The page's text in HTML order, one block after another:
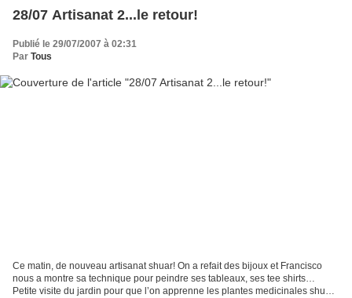
28/07 Artisanat 2...le retour!
Publié le 29/07/2007 à 02:31
Par Tous
Ce matin, de nouveau artisanat shuar! On a refait des bijoux et Francisco
nous a montre sa technique pour peindre ses tableaux, ses tee shirts…
Petite visite du jardin pour que l’on apprenne les plantes medicinales shuar,